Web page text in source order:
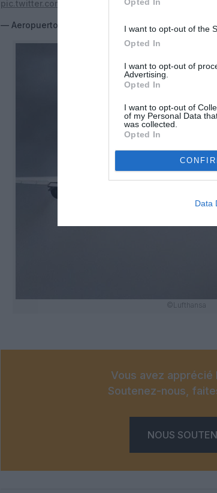
I want to opt-out of the
Opted In
I want to opt-out of
Advertising.
Opted In
I want to opt-out of
of my Personal Data
was collected.
Opted In
Data
pic.twitter.com/JO9JTUO05I
— Aeropuerto de Teruel, vuela la innovación
©Lufthansa
Vous avez apprécié
Soutenez-nous,
NOUS